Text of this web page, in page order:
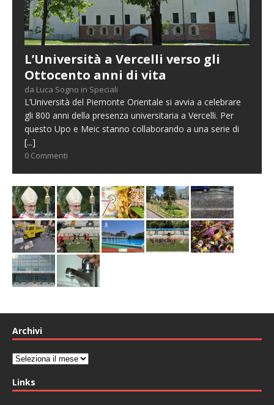
L’Università a Vercelli verso gli
Ottocento anni di vita
da Luca Sogno in Speciali
L’Università del Piemonte Orientale si avvia a celebrare
gli 800 anni della presenza universitaria a Vercelli. Per
questo Upo e Meic stanno collaborando a una serie di
[...]
0 Commenti
Archivi
Archivi
Links